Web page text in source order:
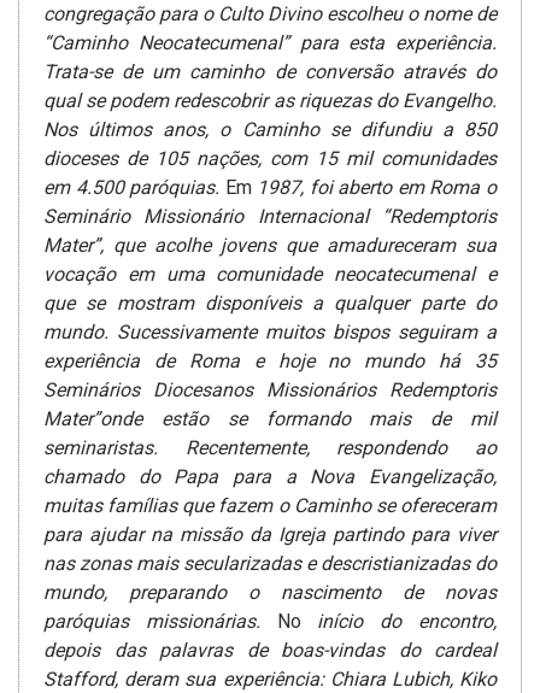
congregação para o Culto Divino escolheu o nome de
“Caminho Neocatecumenal” para esta experiência.
Trata-se de um caminho de conversão através do
qual se podem redescobrir as riquezas do Evangelho.
Nos últimos anos, o Caminho se difundiu a 850
dioceses de 105 nações, com 15 mil comunidades
em 4.500 paróquias. Em 1987, foi aberto em Roma o
Seminário Missionário Internacional “Redemptoris
Mater”, que acolhe jovens que amadureceram sua
vocação em uma comunidade neocatecumenal e
que se mostram disponíveis a qualquer parte do
mundo. Sucessivamente muitos bispos seguiram a
experiência de Roma e hoje no mundo há 35
Seminários Diocesanos Missionários Redemptoris
Mater”onde estão se formando mais de mil
seminaristas.
Recentemente, respondendo ao
chamado do Papa para a Nova Evangelização,
muitas famílias que fazem o Caminho se ofereceram
para ajudar na missão da Igreja partindo para viver
nas zonas mais secularizadas e descristianizadas do
mundo, preparando o nascimento de novas
paróquias missionárias.
No início do encontro,
depois das palavras de boas-vindas do cardeal
Stafford, deram sua experiência: Chiara Lubich, Kiko